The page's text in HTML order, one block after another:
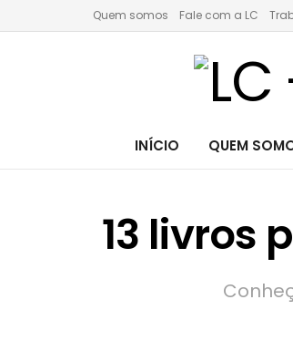
Quem somos Fale com a LC
INÍCIO QUEM
13 livros